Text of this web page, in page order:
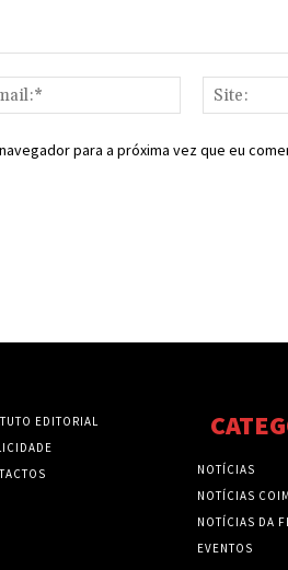
mail:*
para a próxima vez que eu
EDITORIAL
NOTÍCIAS
NOTÍCIAS
NOTÍCIAS DA
EVENTOS